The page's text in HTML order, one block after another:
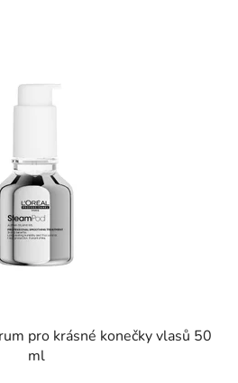
pro krásné konečky vlasů 50
ml